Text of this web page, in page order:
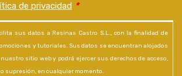
de privacidad *
sus datos a Resinas Castro S.L., con la finalidad de
y tutoriales. Sus datos se encuentran alojados
sitio web y podrá ejercer sus derechos de acceso,
supresión, en cualquier momento.